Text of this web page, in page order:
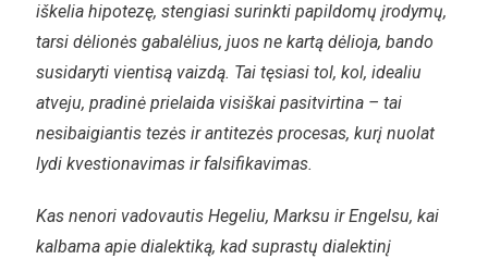
iškelia hipotezę, stengiasi surinkti papildomų įrodymų,
tarsi dėlionės gabalėlius, juos ne kartą dėlioja, bando
susidaryti vientisą vaizdą. Tai tęsiasi tol, kol, idealiu
atveju, pradinė prielaida visiškai pasitvirtina – tai
nesibaigiantis tezės ir antitezės procesas, kurį nuolat
lydi kvestionavimas ir falsifikavimas.
Kas nenori vadovautis Hegeliu, Marksu ir Engelsu, kai
kalbama apie dialektiką, kad suprastų dialektinį